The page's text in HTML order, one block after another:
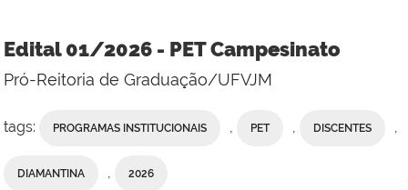
Edital 01/2026 - PET Campesinato
Pró-Reitoria de Graduação/UFVJM
tags: PROGRAMAS INSTITUCIONAIS , PET , DISCENTES ,
DIAMANTINA , 2026